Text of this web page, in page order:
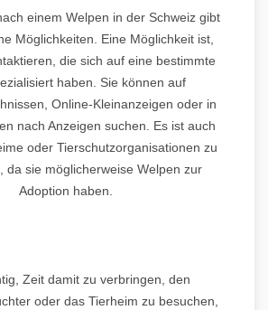
einem Welpen in der Schweiz gibt
Möglichkeiten. Eine Möglichkeit ist,
die sich auf eine bestimmte
haben. Sie können auf
Online-Kleinanzeigen oder in
nach Anzeigen suchen. Es ist auch
oder Tierschutzorganisationen zu
da sie möglicherweise Welpen zur
Adoption haben.
Zeit damit zu verbringen, den
oder das Tierheim zu besuchen,